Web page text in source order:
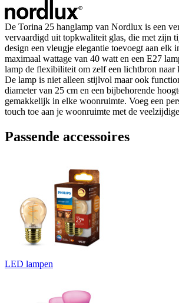
De Torina 25 hanglamp van Nordlux is een
vervaardigd uit topkwaliteit glas, die met zijn
design een vleugje elegantie toevoegt aan elk
maximaal wattage van 40 watt en een E27
lamp de flexibiliteit om zelf een lichtbron naar
De lamp is niet alleen stijlvol maar ook
diameter van 25 cm en een bijbehorende
gemakkelijk in elke woonruimte. Voeg een
touch toe aan je woonruimte met de
Passende accessoires
LED lampen